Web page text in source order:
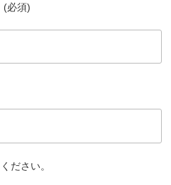
(必須)
ださい。